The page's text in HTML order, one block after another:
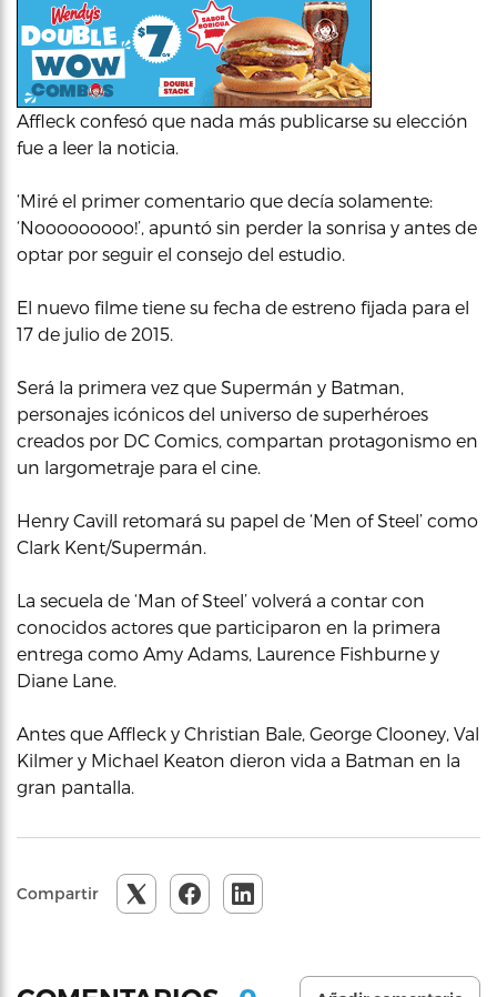
Affleck confesó que nada más publicarse su elección
fue a leer la noticia.
‘Miré el primer comentario que decía solamente:
‘Nooooooooo!’, apuntó sin perder la sonrisa y antes de
optar por seguir el consejo del estudio.
El nuevo filme tiene su fecha de estreno fijada para el
17 de julio de 2015.
Será la primera vez que Supermán y Batman,
personajes icónicos del universo de superhéroes
creados por DC Comics, compartan protagonismo en
un largometraje para el cine.
Henry Cavill retomará su papel de ‘Men of Steel’ como
Clark Kent/Supermán.
La secuela de ‘Man of Steel’ volverá a contar con
conocidos actores que participaron en la primera
entrega como Amy Adams, Laurence Fishburne y
Diane Lane.
Antes que Affleck y Christian Bale, George Clooney, Val
Kilmer y Michael Keaton dieron vida a Batman en la
gran pantalla.
Compartir